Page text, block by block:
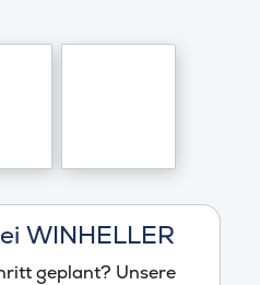
WINHELLER
geplant? Unsere